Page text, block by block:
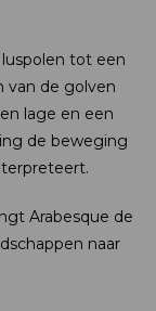
tot een
van de golven
lage en een
de beweging
Arabesque de
naar